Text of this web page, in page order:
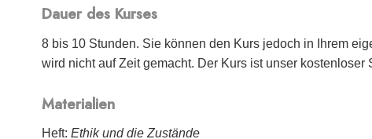
Dauer des Kurses
8 bis 10 Stunden. Sie können den Kurs jedoch in Ihrem
wird nicht auf Zeit gemacht. Der Kurs ist unser kostenloser
Materialien
Heft:Ethik und die Zustände